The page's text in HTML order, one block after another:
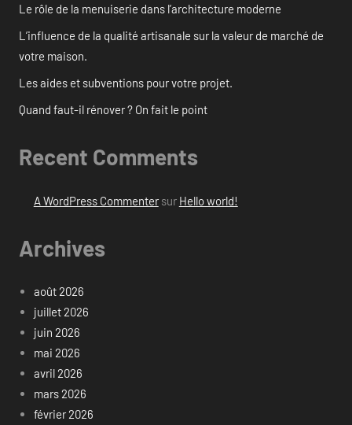
Le rôle de la menuiserie dans l’architecture moderne
L’influence de la qualité artisanale sur la valeur de marché de
votre maison.
Les aides et subventions pour votre projet.
Quand faut-il rénover ? On fait le point
Recent Comments
A WordPress Commentersur Hello world!
Archives
août 2026
juillet 2026
juin 2026
mai 2026
avril 2026
mars 2026
février 2026